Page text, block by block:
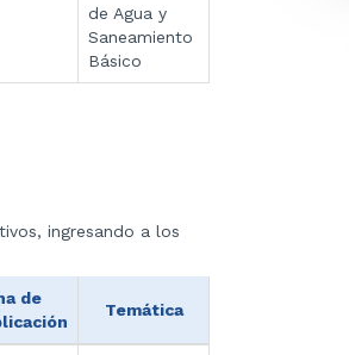
de Agua y
Saneamiento
Básico
ingresando a los
de
Temática